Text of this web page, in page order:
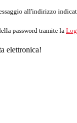
all'indirizzo
password tramite la
elettronica!